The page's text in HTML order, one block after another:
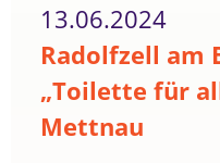
13.06.2024
Radolfzell am
„Toilette für
Mettnau